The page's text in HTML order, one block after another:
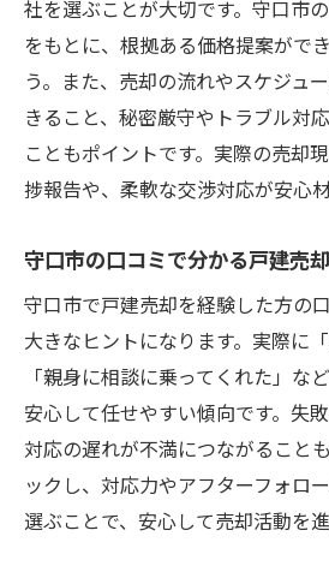
社を選ぶことが大切です。守口市
をもとに、根拠ある価格提案がで
う。また、売却の流れやスケジュ
きること、秘密厳守やトラブル対
こともポイントです。実際の売却
捗報告や、柔軟な交渉対応が安心
守口市の口コミで分かる戸建売
守口市で戸建売却を経験した方の
大きなヒントになります。実際に
「親身に相談に乗ってくれた」な
安心して任せやすい傾向です。失
対応の遅れが不満につながること
ックし、対応力やアフターフォロ
選ぶことで、安心して売却活動を進